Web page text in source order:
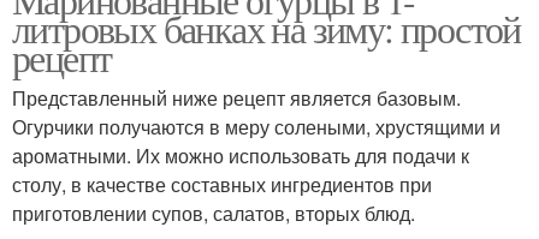
литровых банках на зиму: простой
рецепт
Представленный ниже рецепт является базовым.
Огурчики получаются в меру солеными, хрустящими и
ароматными. Их можно использовать для подачи к
столу, в качестве составных ингредиентов при
приготовлении супов, салатов, вторых блюд.